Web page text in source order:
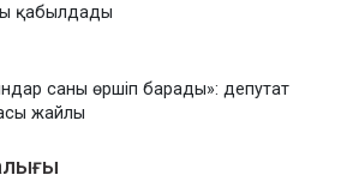
қабылдады
саны өршіп барады»: депутат
жайлы